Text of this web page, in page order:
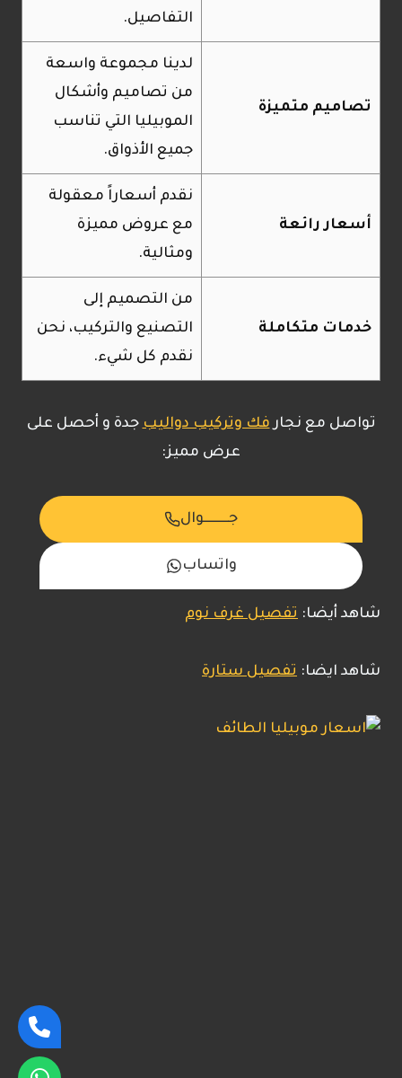
التفاصيل.
تصاميم متميزة
لدينا مجموعة واسعة
من تصاميم وأشكال
الموبيليا التي تناسب
جميع الأذواق.
أسعار رائعة
نقدم أسعاراً معقولة
مع عروض مميزة
ومثالية.
خدمات متكاملة
من التصميم إلى
التصنيع والتركيب، نحن
نقدم كل شيء.
تواصل مع نجار فك وتركيب دواليب جدة و أحصل على
عرض مميز:
جـــــــــوال
واتساب
شاهد أيضا: تفصيل غرف نوم
شاهد ايضا: تفصيل ستارة